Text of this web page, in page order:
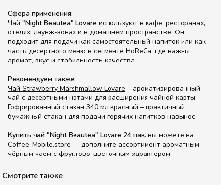
Сфера применения:
Чай "Night Beautea" Lovare используют в кафе, ресторанах,
отелях, лаунж-зонах и в домашнем пространстве. Он
подходит для подачи как самостоятельный напиток или как
часть десертного меню в сегменте HoReCa, где важны
аромат, вкус и стабильность качества.
Рекомендуем также:
Чай Strawberry Marshmallow Lovare – ароматизированный
чай с десертными нотами для расширения чайной карты.
Гофрированный стакан 340 мл красный – практичный
бумажный стакан для подачи горячих напитков навынос.
Купить чай "Night Beautea" Lovare 24 пак. вы можете на
Coffee-Mobile.store — дополните ассортимент ароматным
чёрным чаем с фруктово-цветочным характером.
Смотрите также